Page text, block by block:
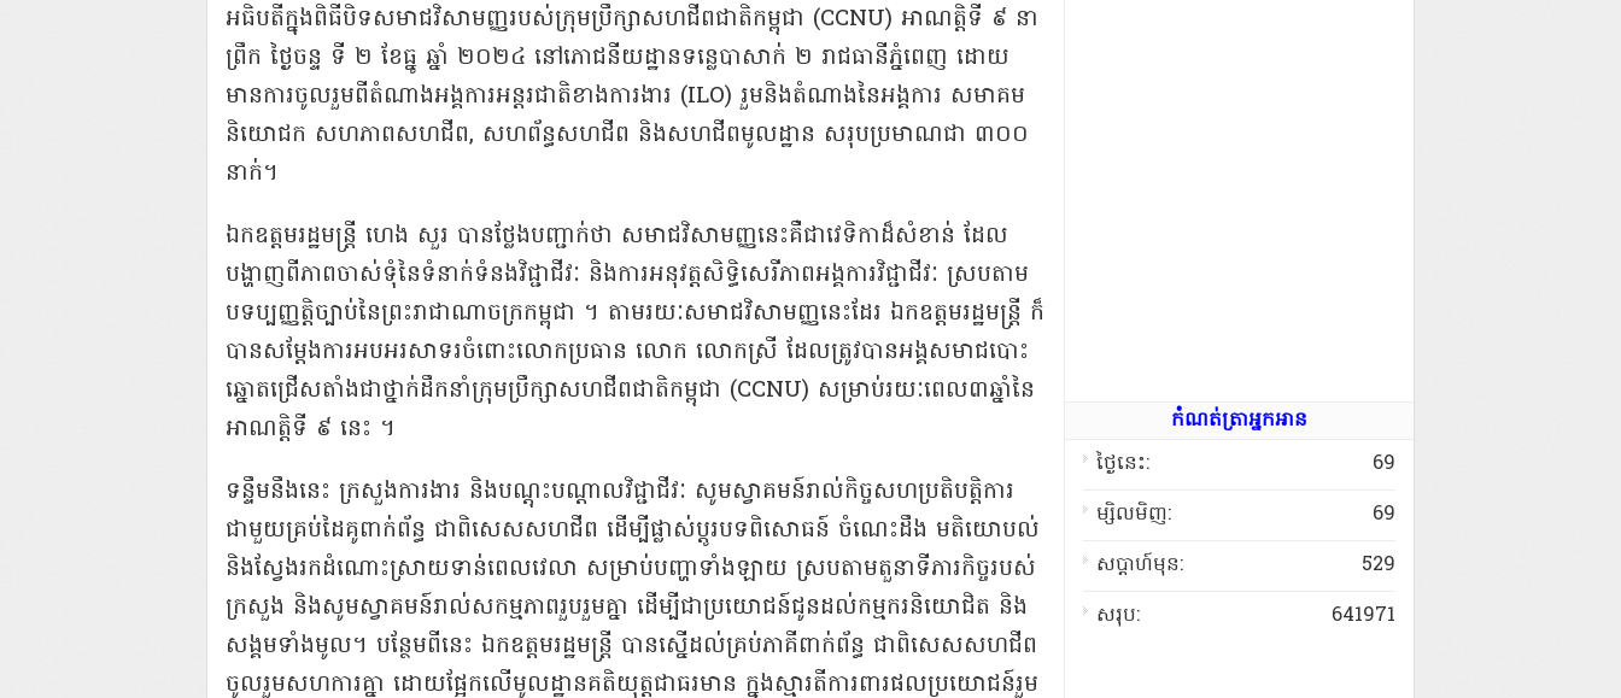
អធិបតី​ក្នុង​ពិធី​បិទ​សមាជ​វិសាមញ្ញ​របស់​ក្រុមប្រឹក្សា​សហជីព​ជាតិ​កម្ពុជា (CCNU) អាណត្តិ​ទី​ ៩ នា​
ព្រឹក ថ្ងៃ​ចន្ទ ទី​ ២ ខែធ្នូ ឆ្នាំ ២០២៤ នៅ​ភោជនីយដ្ឋាន​ទន្លេបាសាក់ ​២ រាជធានី​ភ្នំពេញ ដោយ​
មានការ​ចូលរួម​ពី​តំណាង​អង្គការ​អន្តរជាតិ​ខាង​ការងារ (ILO) រួម​និង​តំណាង​នៃ​អង្គការ សមាគម​
និយោជក សហភាព​សហជីព​, សហព័ន្ធ​សហជីព និង​សហជីព​មូលដ្ឋាន សរុប​ប្រមាណ​ជា​ ៣០០​
នាក់​។ ​
ឯកឧត្តមរដ្ឋមន្ត្រី ហេង សួរ បាន​ថ្លែង​បញ្ជាក់​ថា សមាជ​វិសាមញ្ញ​នេះ​គឺជា​វេទិកា​ដ៏​សំខាន់ ដែល​
បង្ហាញ​ពី​ភាព​ចាស់ទុំ​នៃ​ទំនាក់ទំនង​វិជ្ជាជីវៈ និង​ការ​អនុវត្ត​សិទ្ធិ​សេរីភាព​អង្គការ​វិជ្ជាជីវៈ ស្រប​តាម​
បទ​ប្បញ្ញត្តិ​ច្បាប់​នៃ​ព្រះរាជាណាចក្រ​កម្ពុជា​ ។ តាម​រយៈ​សមាជ​វិសាមញ្ញ​នេះ​ដែរ ឯកឧត្តម​រដ្ឋមន្ត្រី ក៏​
បាន​សម្តែង​ការ​អបអរសាទរ​ចំពោះ​លោក​ប្រធាន លោក លោកស្រី ដែល​ត្រូវ​បាន​អង្គ​សមាជ​បោះ​
ឆ្នោត​ជ្រើសតាំង​ជា​ថ្នាក់ដឹកនាំ​ក្រុមប្រឹក្សា​សហជីព​ជាតិ​កម្ពុជា (CCNU) សម្រាប់​រយៈពេល​៣​ឆ្នាំ​នៃ​
អាណ​តិ្ត​ទី​ ៩​ នេះ ​។
ទន្ទឹម​នឹង​នេះ ក្រសួង​ការងារ និង​បណ្តុះបណ្តាល​វិជ្ជាជីវៈ សូម​ស្វាគមន៍​រាល់​កិច្ច​សហប្រតិបត្តិការ​
ជាមួយ​គ្រប់​ដៃគូ​ពាក់ព័ន្ធ ជា​ពិសេស​សហជីព ដើម្បី​ផ្លាស់​ប្តូរ​បទ​ពិសោធន៍ ចំណេះដឹង មតិយោបល់
និង​ស្វែងរក​ដំណោះស្រាយ​ទាន់​ពេលវេលា សម្រាប់​បញ្ហា​ទាំងឡាយ ស្រប​តាម​តួនាទី​ភារកិច្ច​របស់​
ក្រសួង និង​សូម​ស្វាគមន៍​រាល់​សកម្មភាព​រួបរួម​គ្នា ដើម្បី​ជា​ប្រយោជន៍​ជូន​ដល់​កម្មករនិយោជិត និង​
សង្គម​ទាំងមូល​។ បន្ថែម​ពី​នេះ ឯកឧត្តម​រដ្ឋមន្ត្រី បាន​ស្នើ​ដល់​គ្រប់​ភាគី​ពាក់ព័ន្ធ ជា​ពិសេស​សហជីព
ចូលរួម​សហការ​គ្នា ដោយ​ផ្អែក​លើ​មូលដ្ឋាន​គតិ​យុ​ត្ត​ជា​ធរមាន ក្នុង​ស្មារតី​ការពារ​ផលប្រយោជន៍​រួម
កំណត់ត្រាអ្នកអាន
69
ថ្ងៃនេះ:
69
ម្សិលមិញ:
529
សប្តាហ៍មុន:
641971
សរុប: